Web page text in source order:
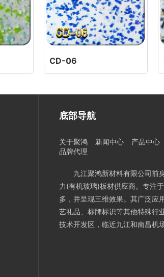
CD-06
底部导航
关于聚鸿 新闻中心 产品中心
品牌代理
九江聚鸿新材料有限公司前
力(有机玻璃)板材供应商。专注
多，并呈现三维效果。其广泛应
艺礼品、标牌标识等其他特殊行
技术开发区，临近九江和南昌机场